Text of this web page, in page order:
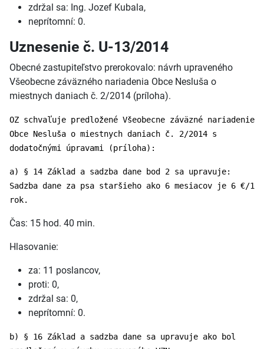
zdržal sa: Ing. Jozef Kubala,
neprítomní: 0.
Uznesenie č. U-13/2014
Obecné zastupiteľstvo prerokovalo: návrh upraveného
Všeobecne záväzného nariadenia Obce Nesluša o
miestnych daniach č. 2/2014 (príloha).
OZ schvaľuje predložené Všeobecne záväzné nariadenie
Obce Nesluša o miestnych daniach č. 2/2014 s
dodatočnými úpravami (príloha):
a) § 14 Základ a sadzba dane bod 2 sa upravuje:
Sadzba dane za psa staršieho ako 6 mesiacov je 6 €/1
rok.
Čas: 15 hod. 40 min.
Hlasovanie:
za: 11 poslancov,
proti: 0,
zdržal sa: 0,
neprítomní: 0.
b) § 16 Základ a sadzba dane sa upravuje ako bol